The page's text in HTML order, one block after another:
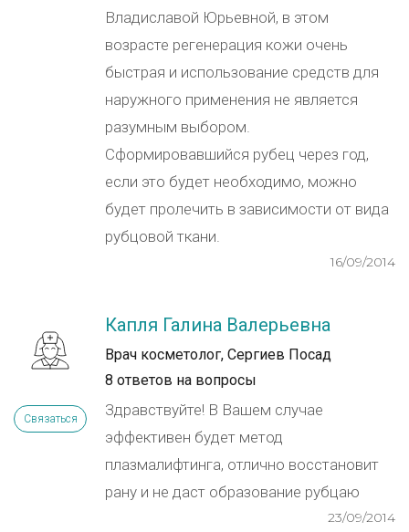
Владиславой Юрьевной, в этом
возрасте регенерация кожи очень
быстрая и использование средств для
наружного применения не является
разумным выбором.
Сформировавшийся рубец через год,
если это будет необходимо, можно
будет пролечить в зависимости от вида
рубцовой ткани.
16/09/2014
Связаться
Капля Галина Валерьевна
Врач косметолог, Сергиев Посад
8 ответов на вопросы
Здравствуйте! В Вашем случае
эффективен будет метод
плазмалифтинга, отлично восстановит
рану и не даст образование рубцаю
23/09/2014